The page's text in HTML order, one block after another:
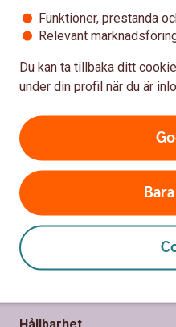
Funktioner, prestanda
Relevant
Du kan ta tillbaka ditt
under din profil när du är
Om oss